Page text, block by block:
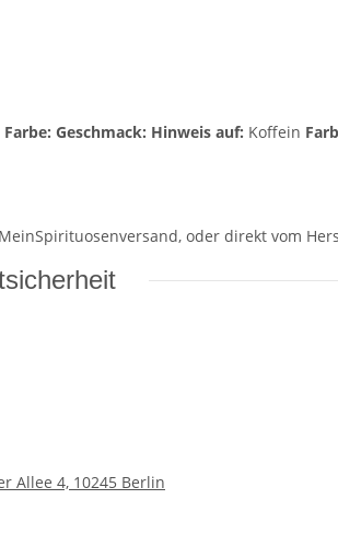
Farbe: Geschmack: Hinweis auf: Koffein
oder direkt vom
Allee 4, 10245 Berlin